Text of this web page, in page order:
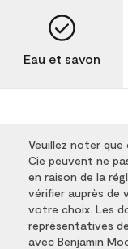
Eau et savon
Veuillez noter
Cie peuvent ne
en raison de la
vérifier auprès de
votre choix. Les
représentatives
avec Benjamin